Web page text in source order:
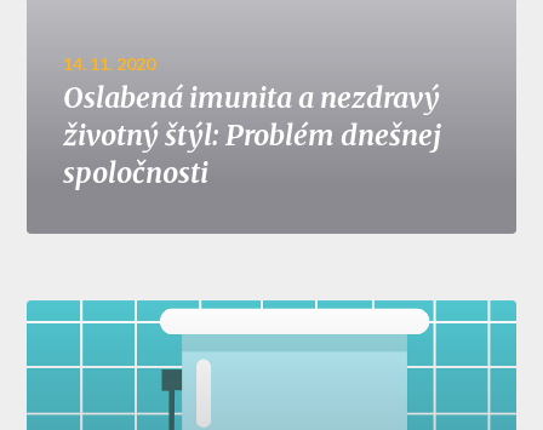
14. 11. 2020
Oslabená imunita a nezdravý
životný štýl: Problém dnešnej
spoločnosti